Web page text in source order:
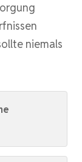
niemals